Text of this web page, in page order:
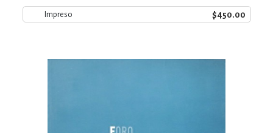
Impreso $450.00